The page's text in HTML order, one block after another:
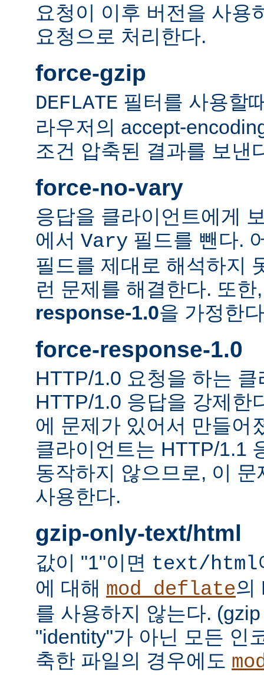
요청이 이후 버전을 사용
요청으로 처리한다.
force-gzip
DEFLATE 필터를 사용할
라우저의 accept-
조건 압축된 결과를 보낸
force-no-vary
응답을 클라이언트에게
에서 Vary 필드를 뺀다.
필드를 제대로 해석하지
런 문제를 해결한다. 또
response-1.0을 가정한
force-response-1.0
HTTP/1.0 요청을 하는
HTTP/1.0 응답을 강제한
에 문제가 있어서 만들어
클라이언트는 HTTP/1.1
동작하지 않으므로, 이
사용한다.
gzip-only-text/html
값이 "1"이면 text/html
에 대해 mod_deflate의
를 사용하지 않는다.
"identity"가 아닌 모든 인
축한 파일의 경우에도